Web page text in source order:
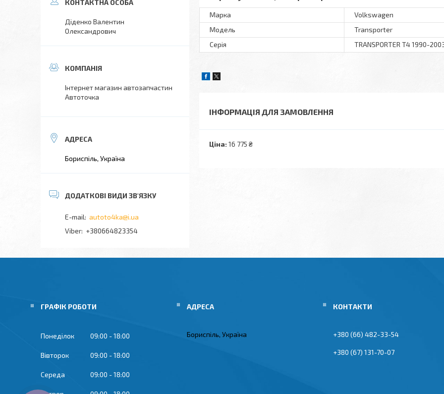
Марка
Volkswagen
Модель
Transporter
Серія
TRANSPORTER T4 1990-
ІНФОРМАЦІЯ ДЛЯ ЗАМОВЛЕННЯ
Ціна: 16 775 ₴
Діденко Валентин
Олександрович
Інтернет магазин автозапчастин
Автоточка
Бориспіль, Україна
autoto4ka@i.ua
+380664823354
ГРАФІК РОБОТИ
Понеділок 09:00 18:00
Вівторок 09:00 18:00
Середа 09:00 18:00
Бориспіль, Україна +380 (66) 482-33-54
+380 (67) 131-70-07